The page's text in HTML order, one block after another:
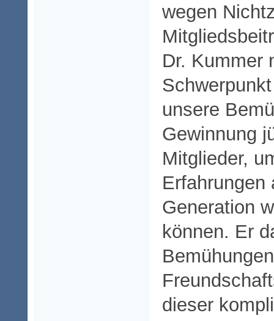
wegen
Dr. Kummer
unsere
Gewinnung
Mitglieder,
Erfahrungen
Generation
können. Er
dieser